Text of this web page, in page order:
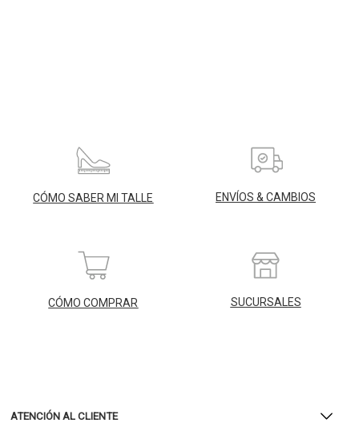
CÓMO SABER MI TALLE ENVÍOS & CAMBIOS
CÓMO COMPRAR SUCURSALES
ATENCIÓN AL CLIENTE